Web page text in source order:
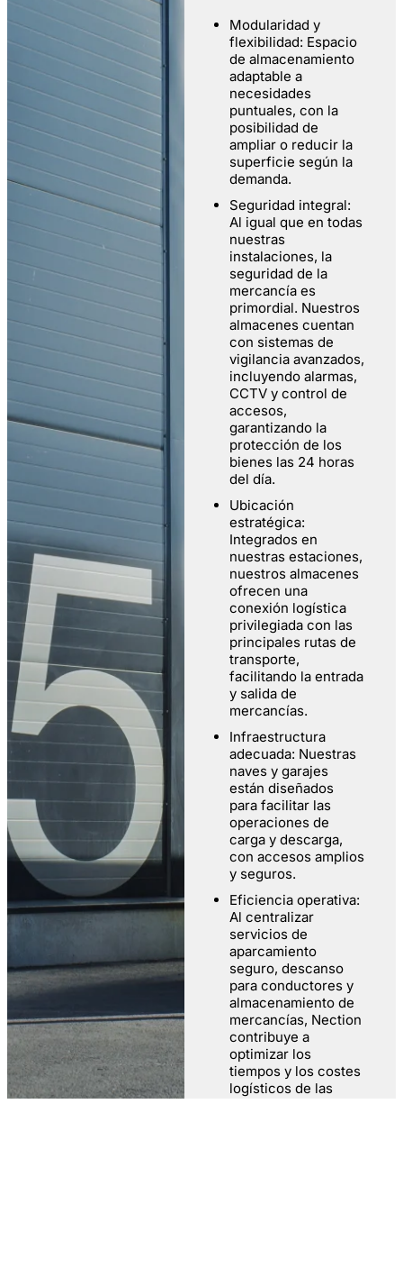
Modularidad y
flexibilidad: Espacio
de almacenamiento
adaptable a
necesidades
puntuales, con la
posibilidad de
ampliar o reducir la
superficie según la
demanda.
Seguridad integral:
Al igual que en todas
nuestras
instalaciones, la
seguridad de la
mercancía es
primordial. Nuestros
almacenes cuentan
con sistemas de
vigilancia avanzados,
incluyendo alarmas,
CCTV y control de
accesos,
garantizando la
protección de los
bienes las 24 horas
del día.
Ubicación
estratégica:
Integrados en
nuestras estaciones,
nuestros almacenes
ofrecen una
conexión logística
privilegiada con las
principales rutas de
transporte,
facilitando la entrada
y salida de
mercancías.
Infraestructura
adecuada: Nuestras
naves y garajes
están diseñados
para facilitar las
operaciones de
carga y descarga,
con accesos amplios
y seguros.
Eficiencia operativa:
Al centralizar
servicios de
aparcamiento
seguro, descanso
para conductores y
almacenamiento de
mercancías, Nection
contribuye a
optimizar los
tiempos y los costes
logísticos de las